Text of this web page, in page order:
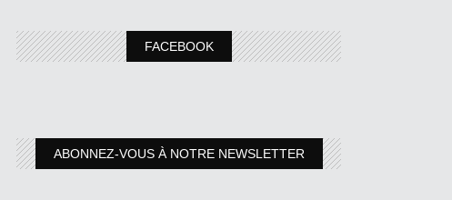
FACEBOOK
ABONNEZ-VOUS À NOTRE NEWSLETTER